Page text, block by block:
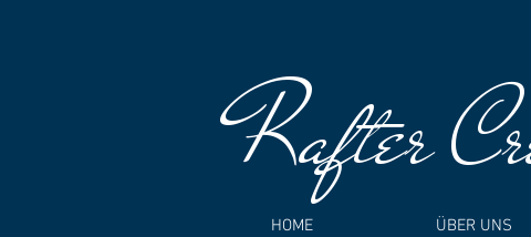
Rafter
HOME ÜBER UNS